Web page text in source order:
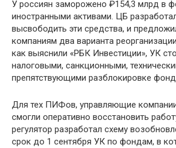
У россиян заморожено ₽154,3 млрд в
иностранными активами. ЦБ
высвободить эти средства, и
компаниям два варианта
как выяснили «РБК Инвестиции», УК
налоговыми, санкционными,
препятствующими разблокировке
Для тех ПИФов, управляющие
смогли оперативно восстановить
регулятор разработал схему
срок до 1 сентября УК по фондам, в